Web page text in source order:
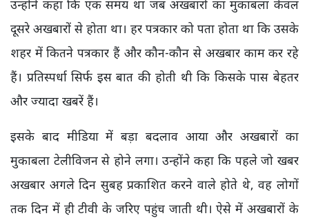
उन्होंने कहा कि एक समय था जब अखबारों का मुकाबला केवल
दूसरे अखबारों से होता था। हर पत्रकार को पता होता था कि उसके
शहर में कितने पत्रकार हैं और कौन-कौन से अखबार काम कर रहे
हैं। प्रतिस्पर्धा सिर्फ इस बात की होती थी कि किसके पास बेहतर
और ज्यादा खबरें हैं।
इसके बाद मीडिया में बड़ा बदलाव आया और अखबारों का
मुकाबला टेलीविजन से होने लगा। उन्होंने कहा कि पहले जो खबर
अखबार अगले दिन सुबह प्रकाशित करने वाले होते थे, वह लोगों
तक दिन में ही टीवी के जरिए पहुंच जाती थी। ऐसे में अखबारों के